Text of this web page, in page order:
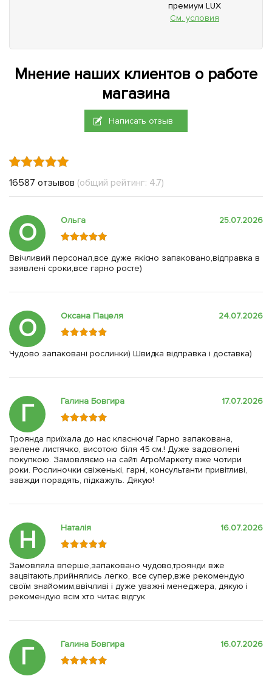
премиум LUX
См. условия
Мнение наших клиентов о работе
магазина
Написать отзыв
16587 отзывов (общий рейтинг: 4.7)
О Ольга 25.07.2026
Ввічливий персонал,все дуже якісно запаковано,відправка в
заявлені сроки,все гарно росте)
О Оксана Пацеля 24.07.2026
Чудово запаковані рослинки) Швидка відправка і доставка)
Г Галина Бовгира 17.07.2026
Троянда приїхала до нас класнюча! Гарно запакована,
зелене листячко, висотою біля 45 см.! Дуже задоволені
покупкою. Замовляємо на сайті АгроМаркету вже чотири
роки. Рослиночки свіженькі, гарні, консультанти привітливі,
завжди порадять, підкажуть. Дякую!
Н Наталія 16.07.2026
Замовляла вперше,запаковано чудово,троянди вже
зацвітають,прийнялись легко, все супер,вже рекомендую
своїм знайомим,ввічливі і дуже уважні менеджера, дякую і
рекомендую всім хто читає відгук
Г Галина Бовгира 16.07.2026